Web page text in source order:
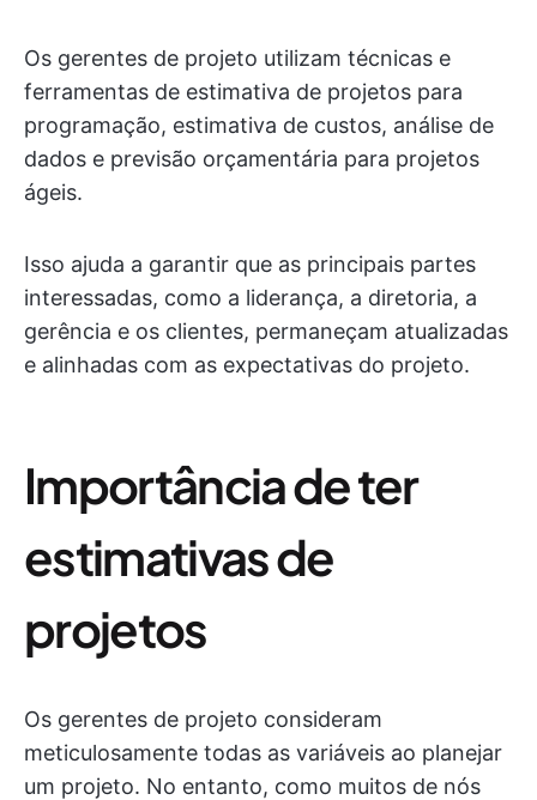
Os gerentes de projeto utilizam técnicas e
ferramentas de estimativa de projetos para
programação, estimativa de custos, análise de
dados e previsão orçamentária para projetos
ágeis.
Isso ajuda a garantir que as principais partes
interessadas, como a liderança, a diretoria, a
gerência e os clientes, permaneçam atualizadas
e alinhadas com as expectativas do projeto.
Importância de ter
estimativas de
projetos
Os gerentes de projeto consideram
meticulosamente todas as variáveis ao planejar
um projeto. No entanto, como muitos de nós